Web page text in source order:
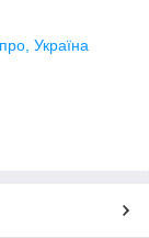
Україна